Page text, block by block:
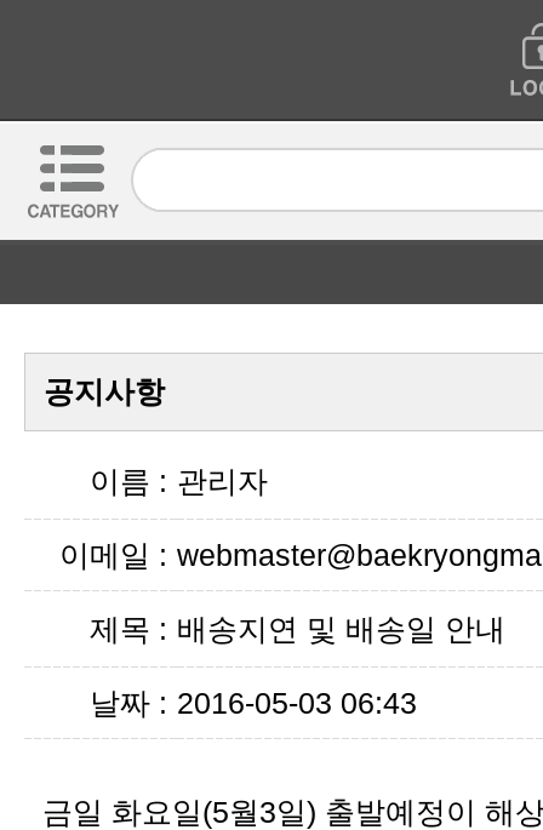
공지사항
이름 : 관리자
이메일 :
제목 : 배송지연 및 배송일 안내
날짜 : 2016-05-03 06:43
금일 화요일(5월3일) 출발예정이 해